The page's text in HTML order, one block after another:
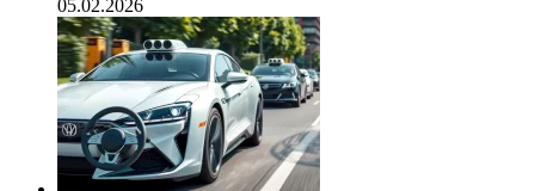
05.02.2026